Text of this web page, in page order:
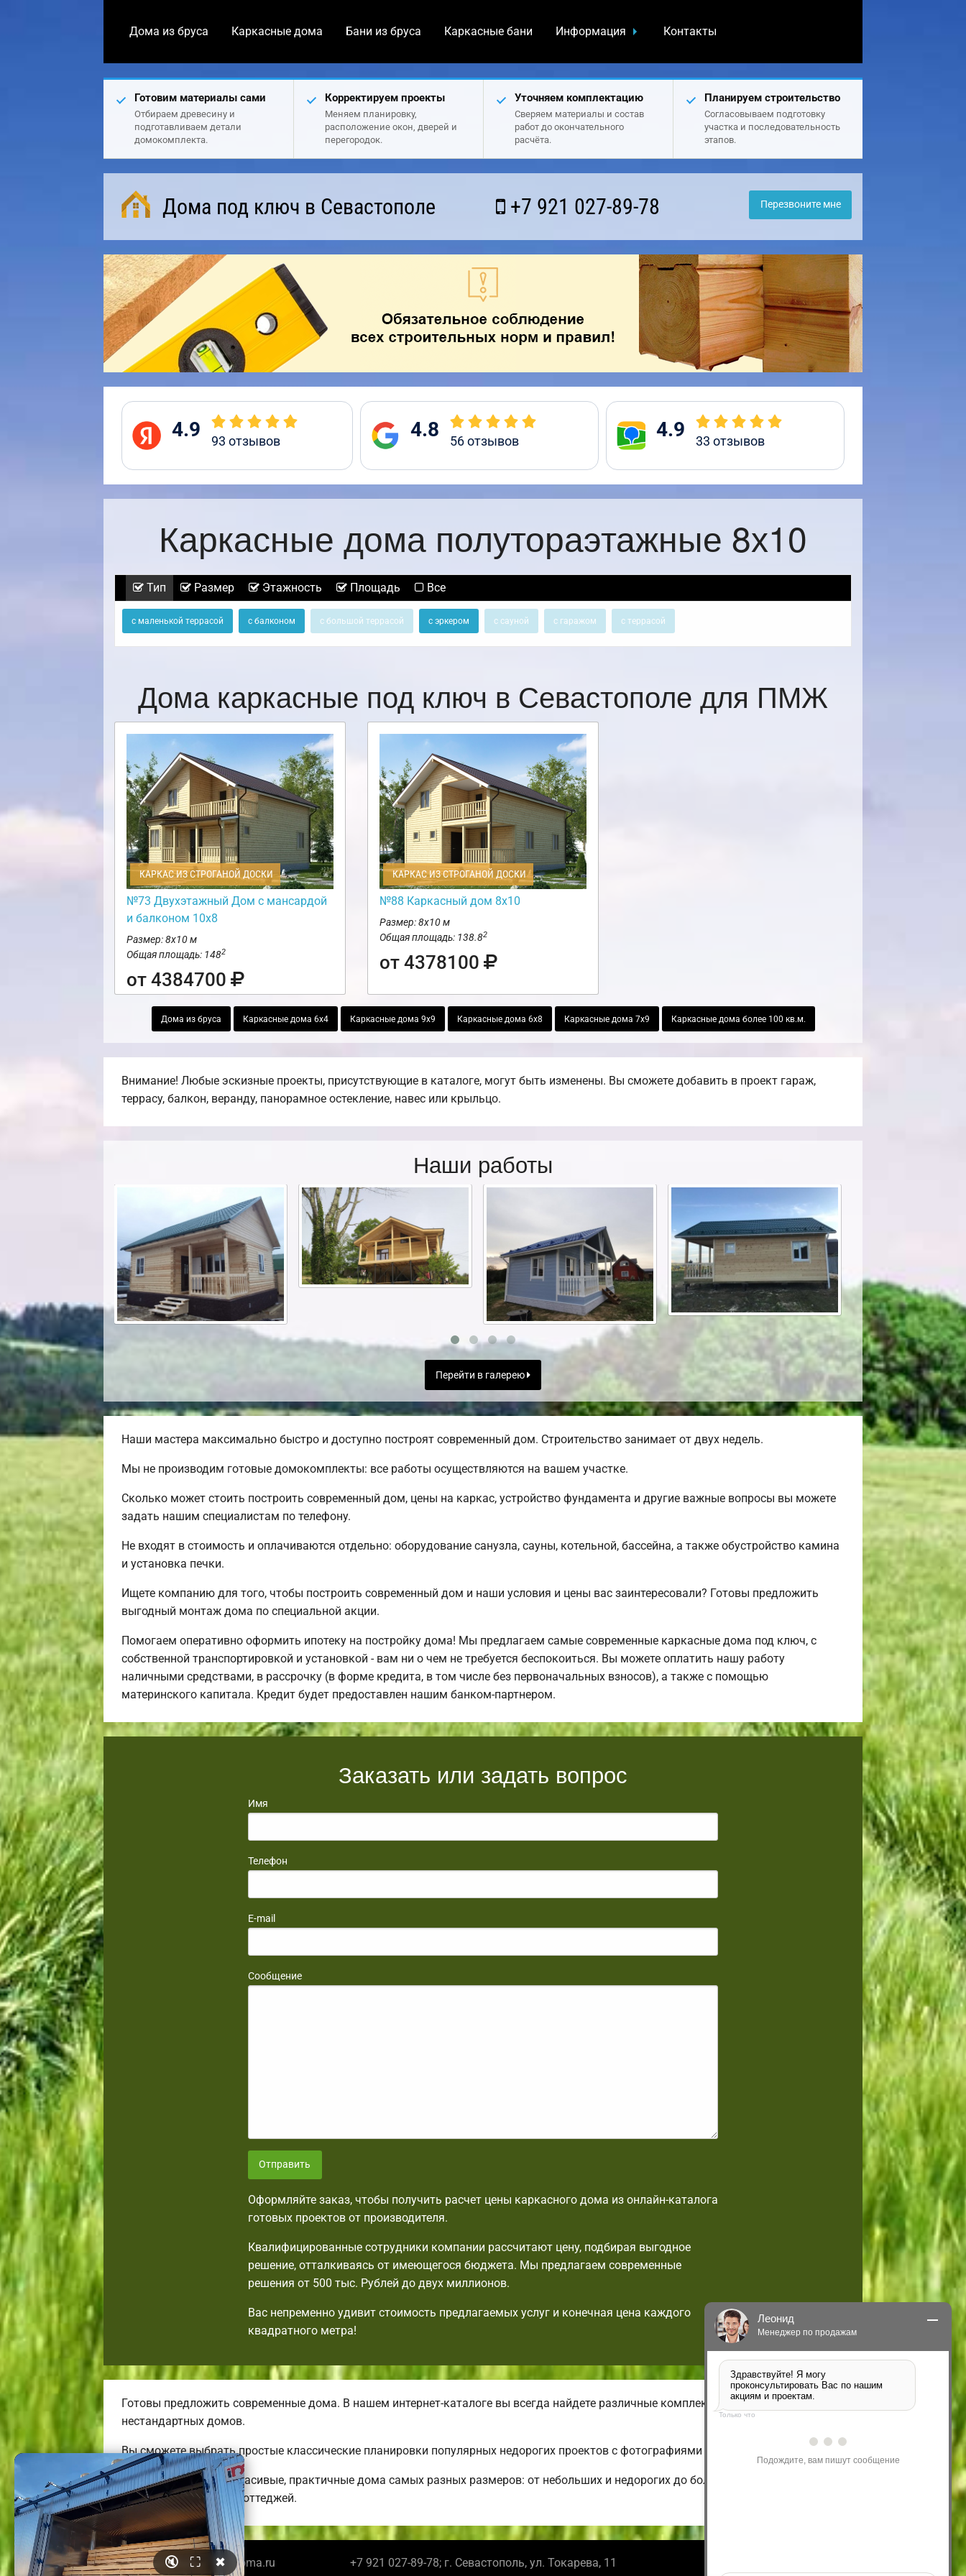
Дома из бруса Каркасные дома Бани из бруса Каркасные бани Информация Контакты
Готовим материалы сами
Отбираем древесину и
подготавливаем детали
домокомплекта.
Корректируем проекты
Меняем планировку,
расположение окон, дверей и
перегородок.
Уточняем комплектацию
Сверяем материалы и состав
работ до окончательного
расчёта.
Планируем строительство
Согласовываем подготовку
участка и последовательность
этапов.
Дома под ключ в Севастополе +7 921 027-89-78 Перезвоните мне
4.9 93 отзывов 4.8 56отзывов 4.9 33 отзывов
Каркасные дома полутораэтажные 8х10
Тип Размер Этажность Площадь Все
с маленькой террасой с балконом с большой террасой с эркером с сауной с гаражом с террасой
Дома каркасные под ключ в Севастополе для ПМЖ
КАРКАС ИЗ СТРОГАНОЙ ДОСКИ
№73 Двухэтажный Дом с мансардой
и балконом 10х8
Размер: 8х10 м
Общая площадь: 1482
от 4384700
КАРКАС ИЗ СТРОГАНОЙ ДОСКИ
№88 Каркасный дом 8х10
Размер: 8х10 м
Общая площадь: 138.82
от 4378100
Дома из бруса Каркасные дома 6х4 Каркасные дома 9х9 Каркасные дома 6х8 Каркасные дома 7х9 Каркасные дома более 100 кв.м.
Внимание! Любые эскизные проекты, присутствующие в каталоге, могут быть изменены. Вы сможете добавить в проект гараж,
террасу, балкон, веранду, панорамное остекление, навес или крыльцо.
Наши работы
Перейти в галерею
Наши мастера максимально быстро и доступно построят современный дом. Строительство занимает от двух недель.
Мы не производим готовые домокомплекты: все работы осуществляются на вашем участке.
Сколько может стоить построить современный дом, цены на каркас, устройство фундамента и другие важные вопросы вы можете
задать нашим специалистам по телефону.
Не входят в стоимость и оплачиваются отдельно: оборудование санузла, сауны, котельной, бассейна, а также обустройство камина
и установка печки.
Ищете компанию для того, чтобы построить современный дом и наши условия и цены вас заинтересовали? Готовы предложить
выгодный монтаж дома по специальной акции.
Помогаем оперативно оформить ипотеку на постройку дома! Мы предлагаем самые современные каркасные дома под ключ, с
собственной транспортировкой и установкой - вам ни о чем не требуется беспокоиться. Вы можете оплатить нашу работу
наличными средствами, в рассрочку (в форме кредита, в том числе без первоначальных взносов), а также с помощью
материнского капитала. Кредит будет предоставлен нашим банком-партнером.
Заказать или задать вопрос
Имя
Телефон
E-mail
Сообщение
Отправить
Оформляйте заказ, чтобы получить расчет цены каркасного дома из онлайн-каталога
готовых проектов от производителя.
Квалифицированные сотрудники компании рассчитают цену, подбирая выгодное
решение, отталкиваясь от имеющегося бюджета. Мы предлагаем современные
решения от 500 тыс. Рублей до двух миллионов.
Вас непременно удивит стоимость предлагаемых услуг и конечная цена каждого
квадратного метра!
Готовы предложить современные дома. В нашем интернет-каталоге вы всегда найдете различные комплектации малогабаритных
нестандартных домов.
Вы сможете выбрать простые классические планировки популярных недорогих проектов с фотографиями и ценами.
Строим необычные, красивые, практичные дома самых разных размеров: от небольших и недорогих до больших
энергоэффективных коттеджей.
© 2026 sevastopolbrusdoma.ru +7 921 027-89-78; г. Севастополь, ул. Токарева, 11
🔇 ⛶ ✖
Леонид
Менеджер по продажам
Здравствуйте! Я могу
проконсультировать Вас по нашим
акциям и проектам.
Только что
Подождите, вам пишут сообщение